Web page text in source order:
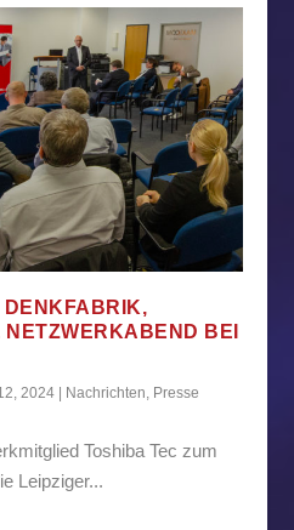
DENKFABRIK,
BEI
2024 | Nachrichten, Presse
Toshiba Tec zum
Leipziger...